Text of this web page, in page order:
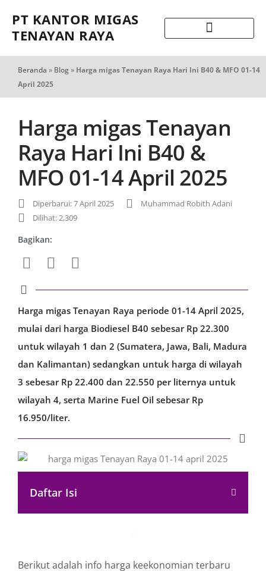
PT KANTOR MIGAS
TENAYAN RAYA
Beranda » Blog» Harga migas Tenayan Raya Hari Ini B40 & MFO 01-14
April 2025
Harga migas Tenayan
Raya Hari Ini B40 &
MFO 01-14 April 2025
Diperbarui: 7 April 2025
Muhammad Robith Adani
Dilihat: 2,309
Bagikan:
Harga migas Tenayan Raya periode 01-14 April 2025,
mulai dari harga Biodiesel B40 sebesar Rp 22.300
untuk wilayah 1 dan 2 (Sumatera, Jawa, Bali, Madura
dan Kalimantan) sedangkan untuk harga di wilayah
3 sebesar Rp 22.400 dan 22.550 per liternya untuk
wilayah 4, serta Marine Fuel Oil sebesar Rp
16.950/liter.
Daftar Isi
Berikut adalah info harga keekonomian terbaru